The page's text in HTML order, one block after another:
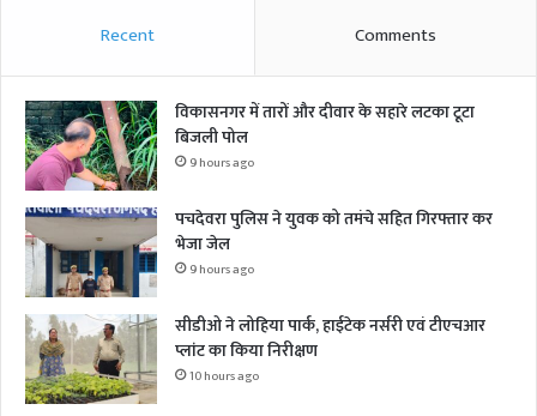
Recent Comments
विकासनगर में तारों और दीवार के सहारे लटका टूटा
बिजली पोल
9 hours ago
पचदेवरा पुलिस ने युवक को तमंचे सहित गिरफ्तार कर
भेजा जेल
9 hours ago
सीडीओ ने लोहिया पार्क, हाईटेक नर्सरी एवं टीएचआर
प्लांट का किया निरीक्षण
10 hours ago